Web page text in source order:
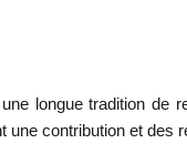
longue tradition de
une contribution et